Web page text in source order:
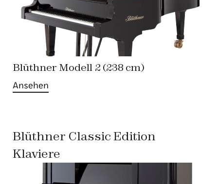
Blüthner Modell 2 (238 cm)
Ansehen
Blüthner Classic Edition
Klaviere